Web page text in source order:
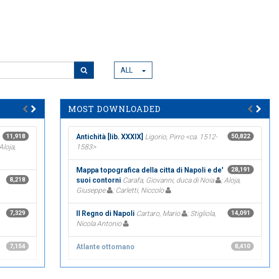
ALL
11,918
8,218
7,329
7,154
MOST DOWNLOADED
50,822
Antichità [lib. XXXIX] Ligorio, Pirro <ca. 1512-
1583>
28,191
Mappa topografica della citta di Napoli e de'
suoi contorni Carafa, Giovanni, duca di Noia
; Aloja,
Giuseppe
; Carletti, Niccolo
14,091
Il Regno di Napoli Cartaro, Mario
; Stigliola,
Nicola Antonio
8,410
Atlante ottomano